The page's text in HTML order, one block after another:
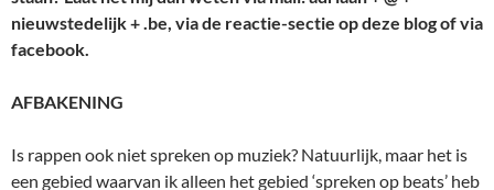
nieuwstedelijk + .be, via de reactie-sectie op deze blog of via
facebook.
AFBAKENING
Is rappen ook niet spreken op muziek? Natuurlijk, maar het is
een gebied waarvan ik alleen het gebied ‘spreken op beats’ heb